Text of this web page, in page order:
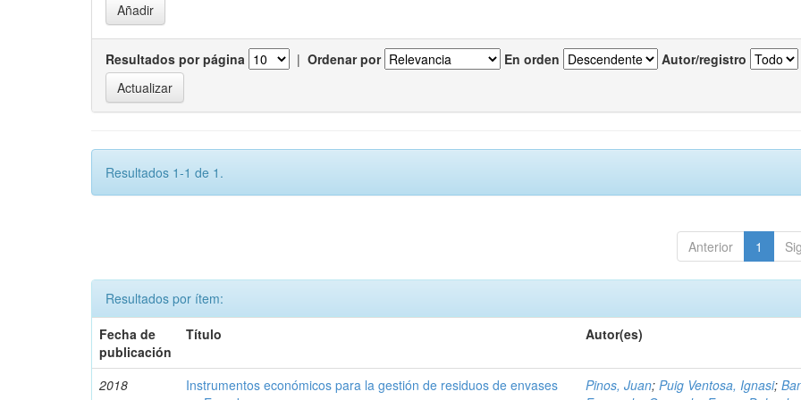
Resultados por página | Ordenar por En orden Autor/registro
Resultados 1-1 de 1.
Anterior 1
Resultados por ítem:
Fecha de
publicación
Título Autor(es)
2018
Instrumentos económicos para la gestión de residuos de envases
Pinos, Juan;Puig Ventosa, Ignasi;